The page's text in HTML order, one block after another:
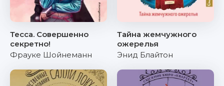
Тесса. Совершенно
секретно!
Фрауке Шойнеманн
Тайна жемчужного
ожерелья
Энид Блайтон